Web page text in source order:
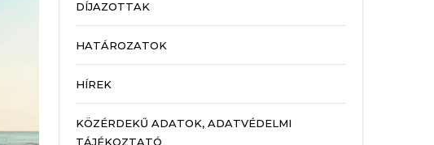
DÍJAZOTTAK
HATÁROZATOK
HÍREK
KÖZÉRDEKŰ ADATOK, ADATVÉDELMI
TÁJÉKOZTATÓ